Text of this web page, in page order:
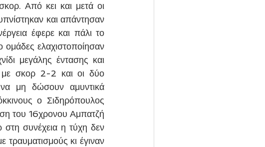
Από κει και μετά οι
και απάντησαν
έφερε και πάλι το
ομάδες ελαχιστοποίησαν
μεγάλης έντασης και
με σκορ 2-2 και οι δύο
μη δώσουν αμυντικά
ο Σιδηρόπουλος
του 16χρονου Αμπατζή
συνέχεια η τύχη δεν
κι έγιναν